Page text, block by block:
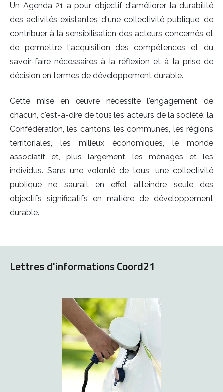
Un Agenda 21 a pour objectif d'améliorer la durabilité
des activités existantes d'une collectivité publique, de
contribuer à la sensibilisation des acteurs concernés et
de permettre l'acquisition des compétences et du
savoir-faire nécessaires à la réflexion et à la prise de
décision en termes de développement durable.
Cette mise en œuvre nécessite l'engagement de
chacun, c'est-à-dire de tous les acteurs de la société: la
Confédération, les cantons, les communes, les régions
territoriales, les milieux économiques, le monde
associatif et, plus largement, les ménages et les
individus. Sans une volonté de tous, une collectivité
publique ne saurait en effet atteindre seule des
objectifs significatifs en matière de développement
durable.
Lettres d'informations Coord21